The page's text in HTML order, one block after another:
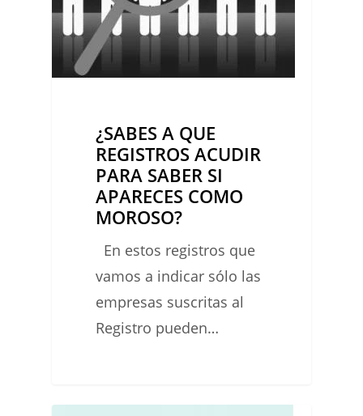
ACUDIR
PARA
SABER
MOROSO?
¿SABES A QUE
REGISTROS ACUDIR
PARA SABER SI
APARECES COMO
MOROSO?
En estos registros que
vamos a indicar sólo las
empresas suscritas al
Registro pueden…